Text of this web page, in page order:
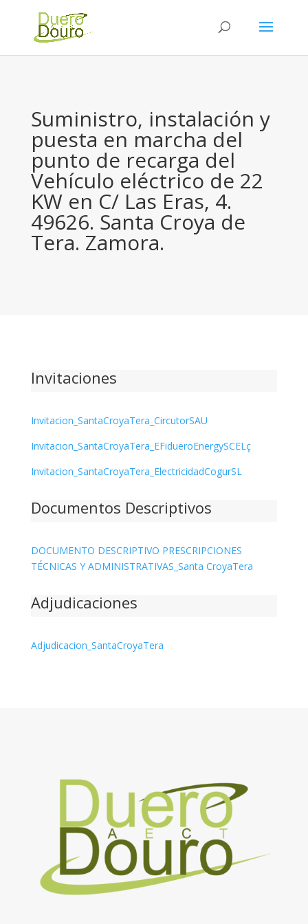
Suministro, instalación y
puesta en marcha del
punto de recarga del
Vehículo eléctrico de 22
KW en C/ Las Eras, 4.
49626. Santa Croya de
Tera. Zamora.
Invitaciones
Invitacion_SantaCroyaTera_CircutorSAU
Invitacion_SantaCroyaTera_EFidueroEnergySCELç
Invitacion_SantaCroyaTera_ElectricidadCogurSL
Documentos Descriptivos
DOCUMENTO DESCRIPTIVO PRESCRIPCIONES
TÉCNICAS Y ADMINISTRATIVAS_Santa CroyaTera
Adjudicaciones
Adjudicacion_SantaCroyaTera